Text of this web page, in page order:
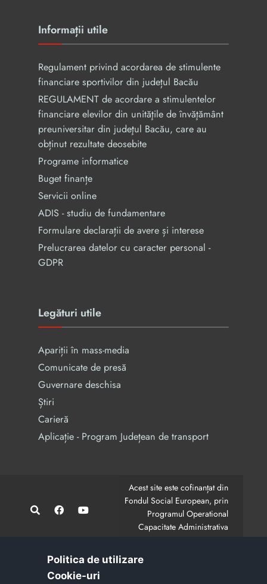
Informații utile
Regulament privind acordarea de stimulente
financiare sportivilor din județul Bacău
REGULAMENT de acordare a stimulentelor
financiare elevilor din unităţile de învăţământ
preuniversitar din judeţul Bacău, care au
obținut rezultate deosebite
Programe informatice
Buget finanțe
Servicii online
ADIS - studiu de fundamentare
Formulare declarații de avere și interese
Prelucrarea datelor cu caracter personal -
GDPR
Legături utile
Apariții în mass-media
Comunicate de presă
Guvernare deschisa
Știri
Carieră
Aplicație - Program Județean de transport
Acest site este cofinanțat din
Fondul Social European, prin
Programul Operational
Capacitate Administrativa
CodMySmis/Sipoca: 128880/652;
Conținutul acestui site web nu reprezintă în mod
Politica de utilizare
Cookie-uri‎